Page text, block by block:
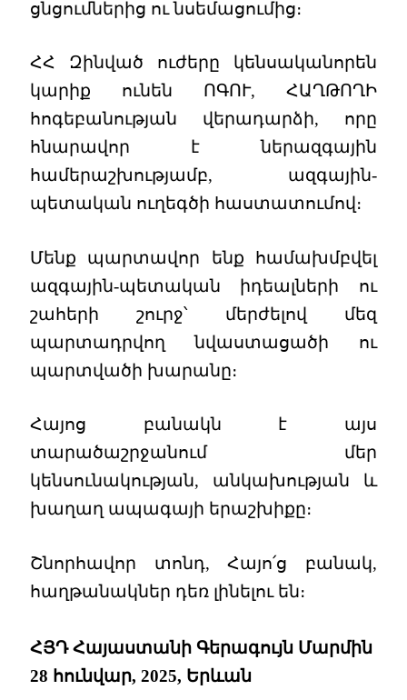
ցնցումներից ու նսեմացումից։
ՀՀ Զինված ուժերը կենսականորեն
կարիք ունեն ՈԳՈՒ, ՀԱՂԹՈՂԻ
հոգեբանության վերադարձի, որը
հնարավոր է ներազգային
համերաշխությամբ, ազգային-
պետական ուղեգծի հաստատումով։
Մենք պարտավոր ենք համախմբվել
ազգային-պետական իդեալների ու
շահերի շուրջ՝ մերժելով մեզ
պարտադրվող նվաստացածի ու
պարտվածի խարանը։
Հայոց բանակն է այս
տարածաշրջանում մեր
կենսունակության, անկախության և
խաղաղ ապագայի երաշխիքը։
Շնորհավոր տոնդ, Հայո՛ց բանակ,
հաղթանակներ դեռ լինելու են։
ՀՅԴ Հայաստանի Գերագույն Մարմին
28 հունվար, 2025, Երևան